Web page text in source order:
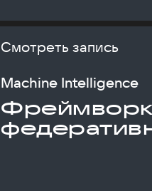
Смотреть запись
Machine Intelligence
Фреймворк